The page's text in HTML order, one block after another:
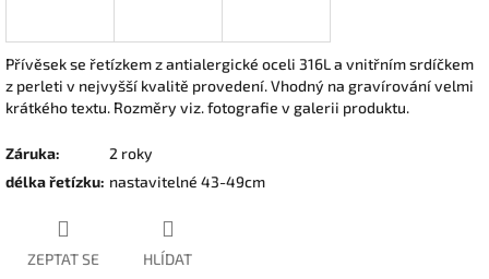
Přívěsek se řetízkem z antialergické oceli 316L a vnitřním srdíčkem
z perleti v nejvyšší kvalitě provedení. Vhodný na gravírování velmi
krátkého textu. Rozměry viz. fotografie v galerii produktu.
Záruka:
2 roky
délka řetízku: nastavitelné 43-49cm
ZEPTAT SE HLÍDAT